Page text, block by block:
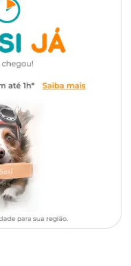
Dihidróxido de cálcio,
e Cloreto de cálcio
Azulejo, Pintura
é usado para
micropartículas na filtração,
de brilhar!
aprevenir o
de sol intenso.
para piscina
o
em sua composição,
cristalina.
de cálcio e outros
como o cloreto de
ativo.